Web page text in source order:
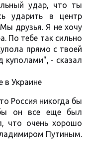
удар, что ты
ударить в центр
друзья. Я не хочу
По тебе так сильно
прямо с твоей
куполами", - сказал
в Украине
Россия никогда бы
бы он все еще был
что очень хорошо
Путиным.